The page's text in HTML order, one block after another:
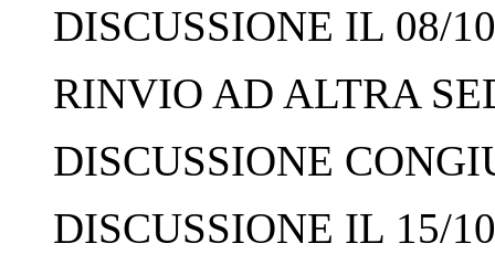
DISCUSSIONE IL 08/
RINVIO AD ALTRA
DISCUSSIONE
DISCUSSIONE IL 15/